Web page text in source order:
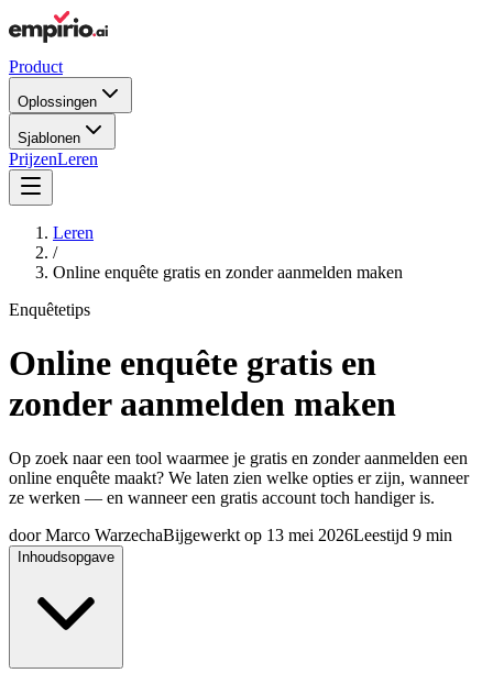
Product
Oplossingen
Sjablonen
PrijzenLeren
Leren
/
Online enquête gratis en zonder aanmelden maken
Enquêtetips
Online enquête gratis en
zonder aanmelden maken
Op zoek naar een tool waarmee je gratis en zonder aanmelden een
online enquête maakt? We laten zien welke opties er zijn, wanneer
ze werken — en wanneer een gratis account toch handiger is.
door Marco WarzechaBijgewerkt op 13 mei 2026Leestijd 9 min
Inhoudsopgave